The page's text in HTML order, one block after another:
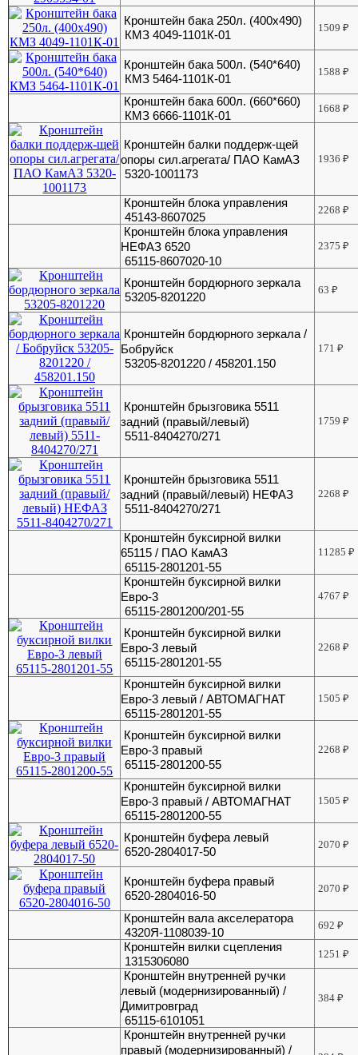
Кронштейн бака 250л. (400х490)
КМЗ 4049-1101К-01
1509₽
Кронштейн бака 500л. (540*640)
КМЗ 5464-1101К-01
1588₽
Кронштейн бака 600л. (660*660)
КМЗ 6666-1101К-01
1668₽
Кронштейн балки поддерж-щей
опоры сил.агрегата/ ПАО КамАЗ
5320-1001173
1936₽
Кронштейн блока управления
45143-8607025
2268₽
Кронштейн блока управления
НЕФАЗ 6520
65115-8607020-10
2375₽
Кронштейн бордюрного зеркала
53205-8201220
63₽
Кронштейн бордюрного зеркала /
Бобруйск
53205-8201220 / 458201.150
171₽
Кронштейн брызговика 5511
задний (правый/левый)
5511-8404270/271
1759₽
Кронштейн брызговика 5511
задний (правый/левый) НЕФАЗ
5511-8404270/271
2268₽
Кронштейн буксирной вилки
65115 / ПАО КамАЗ
65115-2801201-55
11285₽
Кронштейн буксирной вилки
Евро-3
65115-2801200/201-55
4767₽
Кронштейн буксирной вилки
Евро-3 левый
65115-2801201-55
2268₽
Кронштейн буксирной вилки
Евро-3 левый / АВТОМАГНАТ
65115-2801201-55
1505₽
Кронштейн буксирной вилки
Евро-3 правый
65115-2801200-55
2268₽
Кронштейн буксирной вилки
Евро-3 правый / АВТОМАГНАТ
65115-2801200-55
1505₽
Кронштейн буфера левый
6520-2804017-50
2070₽
Кронштейн буфера правый
6520-2804016-50
2070₽
Кронштейн вала акселератора
4320Я-1108039-10
692₽
Кронштейн вилки сцепления
1315306080
1251₽
Кронштейн внутренней ручки
левый (модернизированный) /
Димитровград
65115-6101051
384₽
Кронштейн внутренней ручки
правый (модернизированный) /